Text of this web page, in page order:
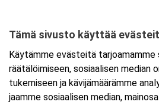
Tämä sivusto käyttää
Käytämme evästeitä tarjoamamme
räätälöimiseen, sosiaalisen median
tukemiseen ja kävijämäärämme
jaamme sosiaalisen median,